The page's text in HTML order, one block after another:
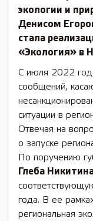
экологии и
Денисом
стала
«Экология» в
С июля 2022
сообщений,
ситуации в
Отвечая на
о запуске
По поручению
Глеба
года. В ее
региональная